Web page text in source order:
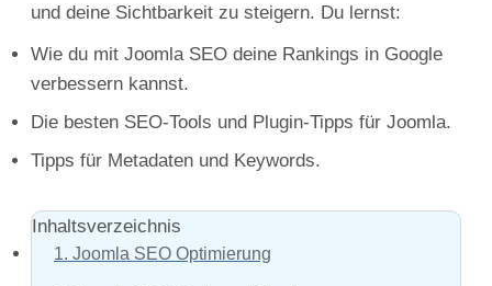
und deine Sichtbarkeit zu steigern. Du lernst:
Wie du mit Joomla SEO deine Rankings in Google
verbessern kannst.
Die besten SEO-Tools und Plugin-Tipps für Joomla.
Tipps für Metadaten und Keywords.
Inhaltsverzeichnis
1. Joomla SEO Optimierung